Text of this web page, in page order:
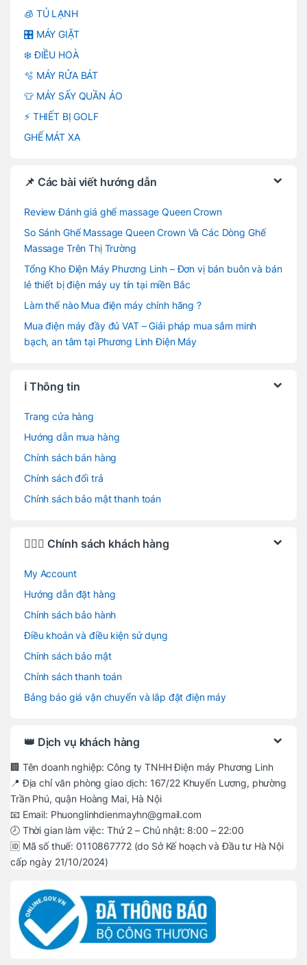
🧊 TỦ LẠNH
🎛️ MÁY GIẶT
❄️ ĐIỀU HOÀ
🫧 MÁY RỬA BÁT
👕 MÁY SẤY QUẦN ÁO
⚡ THIẾT BỊ GOLF
GHẾ MÁT XA
📌 Các bài viết hướng dẫn
Review Đánh giá ghế massage Queen Crown
So Sánh Ghế Massage Queen Crown Và Các Dòng Ghế
Massage Trên Thị Trường
Tổng Kho Điện Máy Phương Linh – Đơn vị bán buôn và bán
lẻ thiết bị điện máy uy tín tại miền Bắc
Làm thế nào Mua điện máy chính hãng ?
Mua điện máy đầy đủ VAT – Giải pháp mua sắm minh
bạch, an tâm tại Phương Linh Điện Máy
ℹ️ Thông tin
Trang cửa hàng
Hướng dẫn mua hàng
Chính sách bán hàng
Chính sách đổi trả
Chính sách bảo mật thanh toán
🙋🏻‍♂️ Chính sách khách hàng
My Account
Hướng dẫn đặt hàng
Chính sách bảo hành
Điều khoản và điều kiện sử dụng
Chính sách bảo mật
Chính sách thanh toán
Bảng báo giá vận chuyển và lắp đặt điện máy
👑 Dịch vụ khách hàng
🏢 Tên doanh nghiệp: Công ty TNHH Điện máy Phương Linh
📍 Địa chỉ văn phòng giao dịch: 167/22 Khuyến Lương, phường
Trần Phú, quận Hoàng Mai, Hà Nội
📧 Email: Phuonglinhdienmayhn@gmail.com
🕗 Thời gian làm việc: Thứ 2 – Chủ nhật: 8:00 – 22:00
🆔 Mã số thuế: 0110867772 (do Sở Kế hoạch và Đầu tư Hà Nội
cấp ngày 21/10/2024)